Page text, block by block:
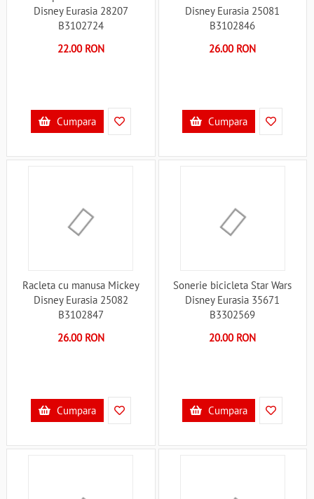
Disney Eurasia 28207
B3102724
22.00 RON
Cumpara
Disney Eurasia 25081
B3102846
26.00 RON
Cumpara
Racleta cu manusa Mickey
Disney Eurasia 25082
B3102847
26.00 RON
Cumpara
Sonerie bicicleta Star Wars
Disney Eurasia 35671
B3302569
20.00 RON
Cumpara